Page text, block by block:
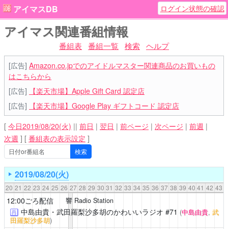
アイマスDB ログイン状態の確認
アイマス関連番組情報
番組表 番組一覧 検索 ヘルプ
[広告] Amazon.co.jpでのアイドルマスター関連商品のお買いもの
はこちらから
[広告]
【楽天市場】Apple Gift Card 認定店
[広告]
【楽天市場】Google Play ギフトコード 認定店
[ 今日2019/08/20(火) || 前日 | 翌日 | 前ページ | 次ページ | 前週 |
次週 ] [ 番組表の表示設定 ]
2019/08/20(火)
20 21 22 23 24 25 26 27 28 29 30 31 32 33 34 35 36 37 38 39 40 41 42 43
12:00ごろ配信 響 Radio Station
再 中島由貴・武田羅梨沙多胡のかわいいラジオ #71 (中島由貴, 武
田羅梨沙多胡)